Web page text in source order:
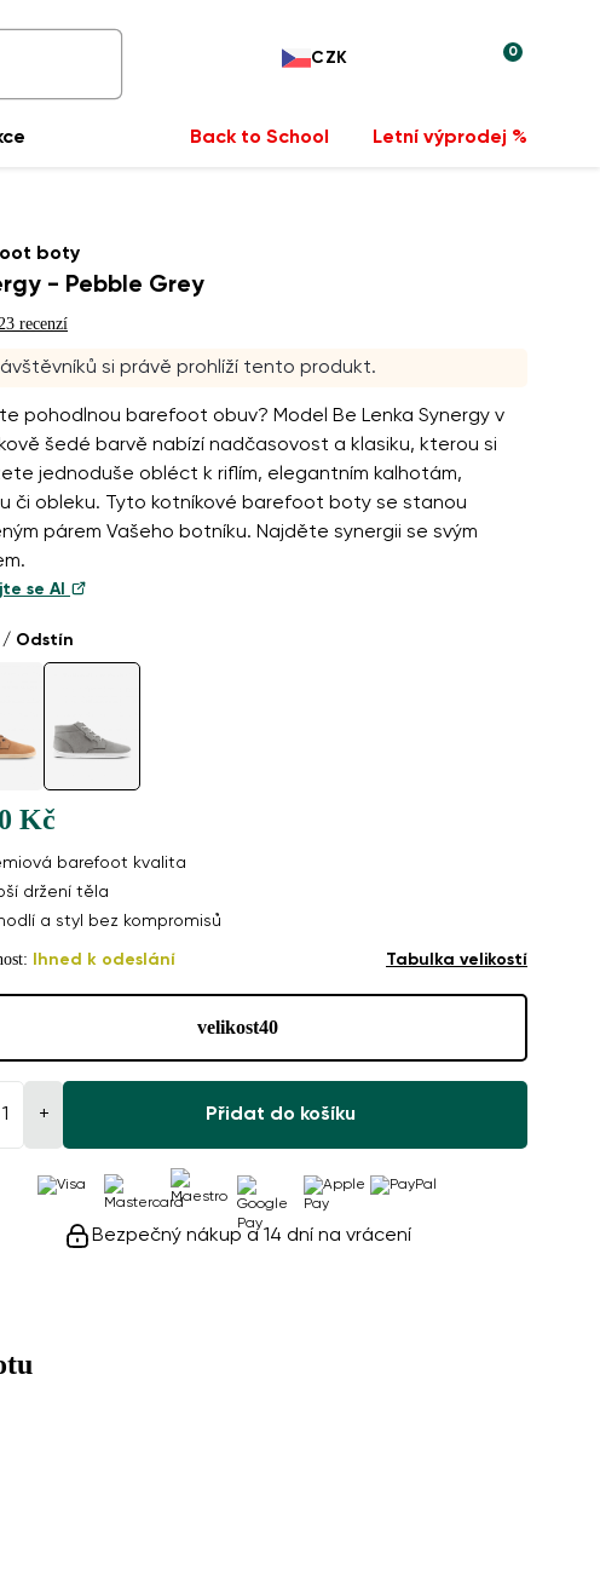
CZK 0
Back to School Letní výprodej %
boty
- Pebble Grey
recenzí
si právě prohlíží tento produkt.
pohodlnou barefoot obuv? Model Be Lenka Synergy v
šedé barvě nabízí nadčasovost a klasiku, kterou si
jednoduše obléct k riflím, elegantním kalhotám,
či obleku. Tyto kotníkové barefoot boty se stanou
párem Vašeho botníku. Najděte synergii se svým
se AI
/ Odstín
Kč
barefoot kvalita
držení těla
a styl bez kompromisů
Ihned k odeslání Tabulka velikostí
velikost40
+ Přidat do košíku
Bezpečný nákup a 14 dní na vrácení